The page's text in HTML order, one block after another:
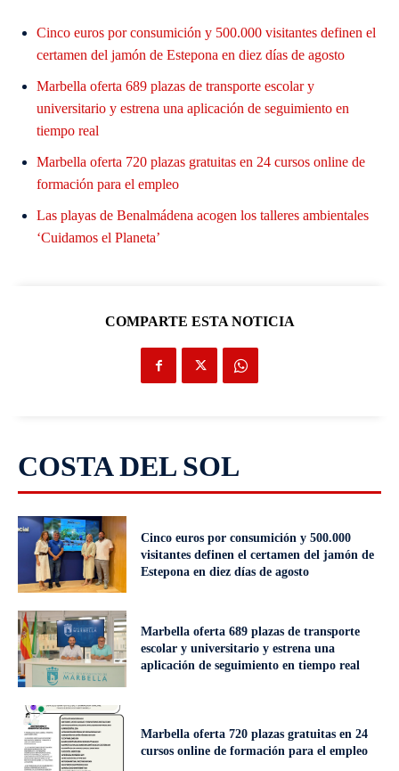
Cinco euros por consumición y 500.000 visitantes definen el
certamen del jamón de Estepona en diez días de agosto
Marbella oferta 689 plazas de transporte escolar y
universitario y estrena una aplicación de seguimiento en
tiempo real
Marbella oferta 720 plazas gratuitas en 24 cursos online de
formación para el empleo
Las playas de Benalmádena acogen los talleres ambientales
‘Cuidamos el Planeta’
COMPARTE ESTA NOTICIA
COSTA DEL SOL
Cinco euros por consumición y 500.000
visitantes definen el certamen del jamón de
Estepona en diez días de agosto
Marbella oferta 689 plazas de transporte
escolar y universitario y estrena una
aplicación de seguimiento en tiempo real
Marbella oferta 720 plazas gratuitas en 24
cursos online de formación para el empleo